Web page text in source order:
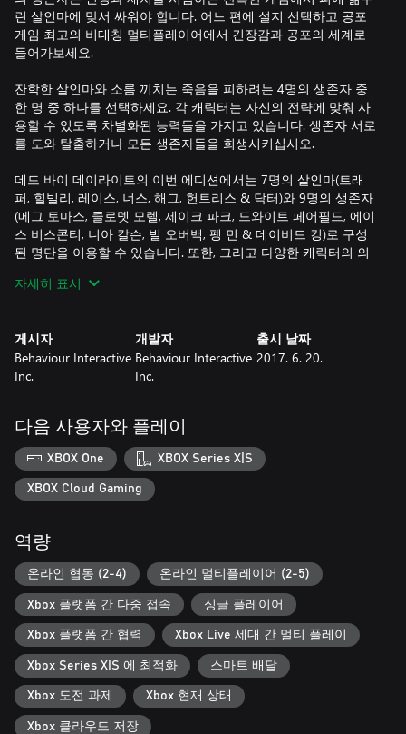
린 살인마에 맞서 싸워야 합니다. 어느 편에 설지 선택하고 공포
게임 최고의 비대칭 멀티플레이어에서 긴장감과 공포의 세계로
들어가보세요.
잔학한 살인마와 소름 끼치는 죽음을 피하려는 4명의 생존자 중
한 명 중 하나를 선택하세요. 각 캐릭터는 자신의 전략에 맞춰 사
용할 수 있도록 차별화된 능력들을 가지고 있습니다. 생존자 서로
를 도와 탈출하거나 모든 생존자들을 희생시키십시오.
데드 바이 데이라이트의 이번 에디션에서는 7명의 살인마(트래
퍼, 힐빌리, 레이스, 너스, 해그, 헌트리스 & 닥터)와 9명의 생존자
(메그 토마스, 클로뎃 모렐, 제이크 파크, 드와이트 페어필드, 에이
스 비스콘티, 니아 칼슨, 빌 오버백, 펭 민 & 데이비드 킹)로 구성
된 명단을 이용할 수 있습니다. 또한, 그리고 다양한 캐릭터의 의
다.
자세히 표시
게시자
Behaviour Interactive
Inc.
개발자
Behaviour Interactive
Inc.
출시 날짜
2017. 6. 20.
다음 사용자와 플레이
XBOX One XBOX Series X|S
XBOX Cloud Gaming
역량
온라인 협동 (2-4) 온라인 멀티플레이어 (2-5)
Xbox 플랫폼 간 다중 접속 싱글 플레이어
Xbox 플랫폼 간 협력 Xbox Live 세대 간 멀티 플레이
Xbox Series X|S 에 최적화 스마트 배달
Xbox 도전 과제 Xbox 현재 상태
Xbox 클라우드 저장